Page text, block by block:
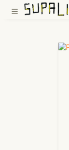
Zum Hauptinhalt